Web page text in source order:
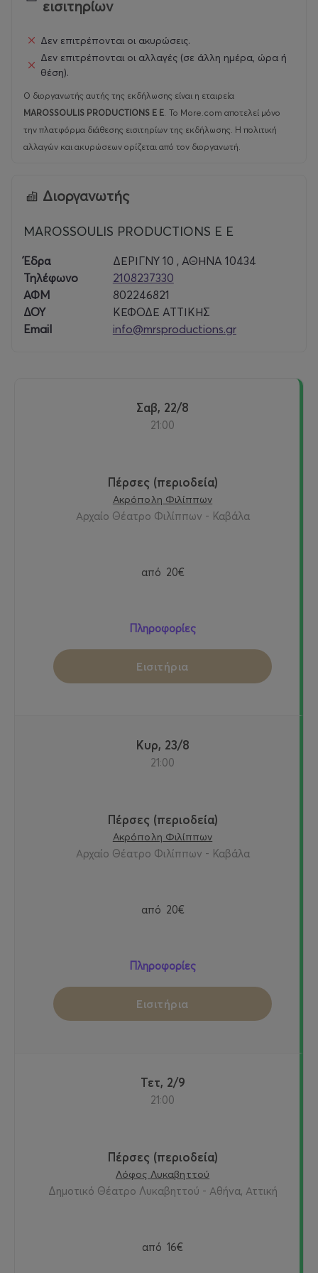
αδιαπραγμάτευτος. Για τους νεκρούς. Για το παρελθόν
που χάθηκε. Για το μέλλον που βυθίστηκε μαζί τους.
«Τώρα πάει του βασιλιά μας η εξουσία…»
Στο επίκεντρο της παράστασης βρίσκεται ο άνθρωπος
απέναντι στην απώλεια. Η «τραγωδία των ηττημένων»
κάθε πλευρά. Τα ονόματα που αναζητά ο Χορός είναι
χάνονται στους πολέμους του κόσμου...
Είκοσι δύο ηθοποιοί, σε μια σκηνή σχεδόν γυμνή,
συγκροτούν έναν Χορό-πρωταγωνιστή. Με εργαλεία
τον λόγο, την κίνηση και τη μουσική, αποτυπώνουν το
συλλογικό τραύμα μιας κοινωνίας που στέκεται
μουδιασμένη μπροστά στην καταστροφή.
Μια παράσταση που στοχάζεται πάνω στη μνήμη και
την ήττα, αναδεικνύοντας ταυτόχρονα την ακατάλυτη
και την άκριτη υποταγή!
εισιτηρίων
Δεν επιτρέπονται οι ακυρώσεις.
Δεν επιτρέπονται οι αλλαγές (σε άλλη ημέρα, ώρα ή
θέση).
Ο διοργανωτής αυτής της εκδήλωσης είναι η εταιρεία
MAROSSOULIS PRODUCTIONS E E. Το More.com αποτελεί μόνο
την πλατφόρμα διάθεσης εισιτηρίων της εκδήλωσης. Η πολιτική
αλλαγών και ακυρώσεων ορίζεται από τον διοργανωτή.
Διοργανωτής
MAROSSOULIS PRODUCTIONS E E
Έδρα
ΔΕΡΙΓΝΥ 10 , ΑΘΗΝΑ 10434
Τηλέφωνο
2108237330
ΑΦΜ
802246821
ΔΟΥ
ΚΕΦΟΔΕ ΑΤΤΙΚΗΣ
Email
info@mrsproductions.gr
Σαβ, 22/8
21:00
Πέρσες (περιοδεία)
Ακρόπολη Φιλίππων
Αρχαίο Θέατρο Φιλίππων - Καβάλα
από 20€
Πληροφορίες
Εισιτήρια
Κυρ, 23/8
21:00
Πέρσες (περιοδεία)
Ακρόπολη Φιλίππων
Αρχαίο Θέατρο Φιλίππων - Καβάλα
από 20€
Πληροφορίες
Εισιτήρια
Τετ, 2/9
21:00
Πέρσες (περιοδεία)
Λόφος Λυκαβηττού
Δημοτικό Θέατρο Λυκαβηττού - Αθήνα, Αττική
από 16€